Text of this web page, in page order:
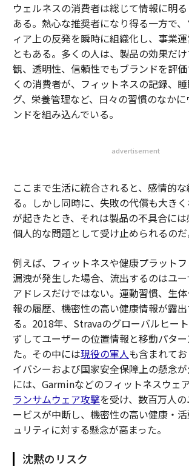
ウェルネスの消費者は総じて情報に明
ある。熱心な推奨者になり得る一方で
ィア上の反発を瞬時に組織化し、事業
ともある。多くの人は、製品の効果だ
観、透明性、信頼性でもブランドを評
くの消費者が、フィットネスの記録、
グ、栄養管理など、日々の習慣のなか
ンドを組み込んでいる。
advertisement
ここまで生活に統合されると、感情的
る。しかし同時に、失敗の代償も大き
が起きたとき、それは製品の不具合には
個人的な問題として受け止められるのだ
例えば、フィットネスや健康プラット
漏洩が発生した場合、流出するのはユ
アドレスだけではない。運動習慣、生
報の履歴、機密性の高い健康情報が露
る。2018年、Stravaのグローバルヒー
ずしてユーザーの位置情報と移動パタ
た。その中には現役の軍人も含まれて
イバシーおよび国家安全保障上の懸念
には、Garminなどのフィットネスウェ
ランサムウェア攻撃を受け、数百万人
ービスが中断し、機密性の高い健康・
ュリティに対する懸念が高まった。
沈黙のリスク